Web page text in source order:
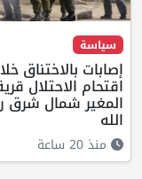
سياسة
إصابات بالاختناق
اقتحام الاحتلال
المغير شمال شرق
الله
منذ 20 ساعة